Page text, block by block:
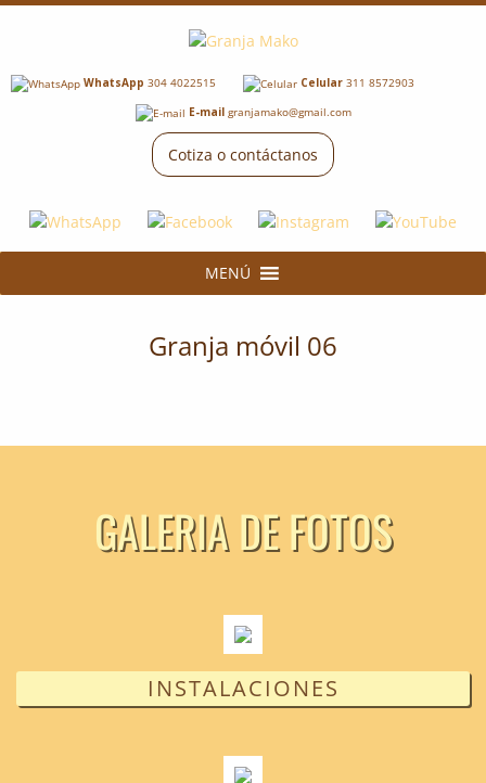
WhatsApp 304 4022515 Celular 311 8572903
E-mailgranjamako@gmail.com
Cotiza o contáctanos
MENÚ
Granja móvil 06
GALERIA DE FOTOS
INSTALACIONES